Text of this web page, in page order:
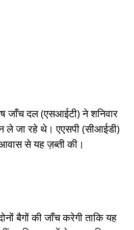
जाँच दल (एसआईटी) ने शनिवार
ले जा रहे थे। एएसपी (सीआईडी)
से यह ज़ब्ती की।
बैगों की जाँच करेगी ताकि यह